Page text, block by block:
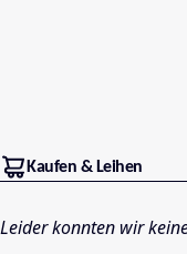
Kaufen & Leihen
Leider konnten wir